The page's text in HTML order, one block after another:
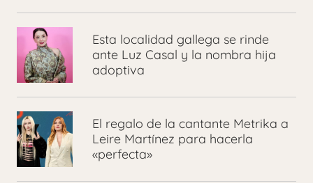
Esta localidad gallega se rinde
ante Luz Casal y la nombra hija
adoptiva
El regalo de la cantante Metrika a
Leire Martínez para hacerla
«perfecta»